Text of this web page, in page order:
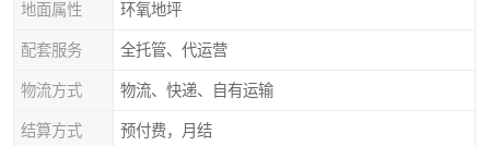
地面属性 环氧地坪
配套服务 全托管、代运营
物流方式 物流、快递、自有运输
结算方式 预付费，月结